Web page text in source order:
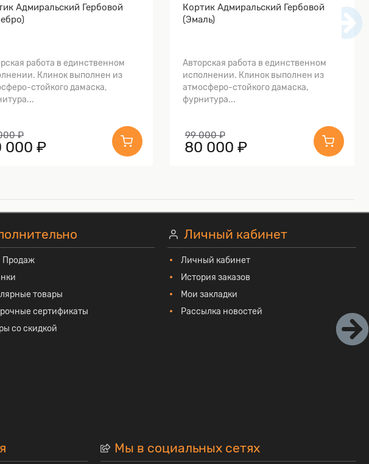
Адмиральский Гербовой
работа в единственном
Клинок выполнен из
стойкого дамаска,
₽
000 ₽
Кортик Адмиральский Гербовой
(Эмаль)
Авторская работа в единственном
исполнении. Клинок выполнен из
атмосферо-стойкого дамаска,
фурнитура...
99 000 ₽
80 000 ₽
Продаж
товары
сертификаты
со скидкой
Личный кабинет
Личный кабинет
История заказов
Мои закладки
Рассылка новостей
Мы в социальных сетях